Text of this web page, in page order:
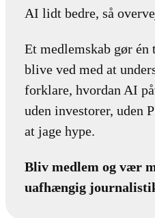
AI lidt bedre, så
Et medlemskab gør
blive ved med at
forklare, hvordan AI
uden investorer, uden
at jage hype.
Bliv medlem og vær
uafhængig